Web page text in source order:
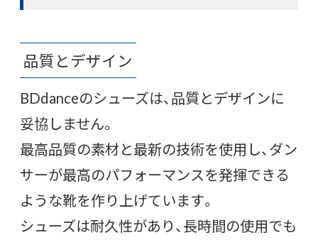
品質とデザイン
BDdanceのシューズは、品質とデザインに
妥協しません。
最高品質の素材と最新の技術を使用し、ダン
サーが最高のパフォーマンスを発揮できる
ような靴を作り上げています。
シューズは耐久性があり、長時間の使用でも